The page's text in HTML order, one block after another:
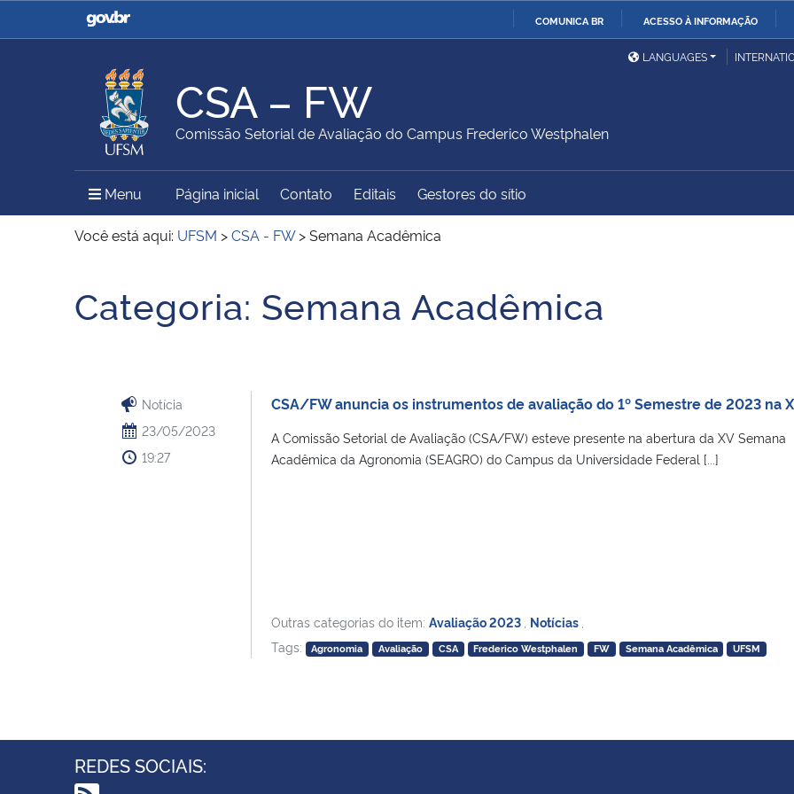
COMUNICA BR ACESSO À INFORMAÇÃO
Casa Civil
Ministério da Justiça e
Ministério da Defesa
Ministério das Relações
Exteriores
Ministério da Agricultura,
Pecuária e Abastecimento
Ministério da Educação
Ministério do Meio Ambiente Ministério do Turismo
Ministério do
Secretaria de Governo
Gabinete de Segurança
Advocacia-Geral da União Banco Central do Brasil
LANGUAGES
CSA – FW
Comissão Setorial de Avaliação do Campus Frederico Westphalen
Menu Menu Principal do Sítio
Página inicial Contato Editais Gestores do sítio
Você está aqui: UFSM >CSA - FW>Semana Acadêmica
Categoria: Semana Acadêmica
Notícia
23/05/2023
19:27
CSA/FW anuncia os instrumentos de avaliação do 1º Semestre de 2023 na
A Comissão Setorial de Avaliação (CSA/FW) esteve presente na abertura da XV Semana
Acadêmica da Agronomia (SEAGRO) do Campus da Universidade Federal [...]
Outras categorias do item: Avaliação 2023 Notícias
Tags:
Agronomia Avaliação CSA Frederico Westphalen FW Semana Acadêmica UFSM
REDES SOCIAIS: